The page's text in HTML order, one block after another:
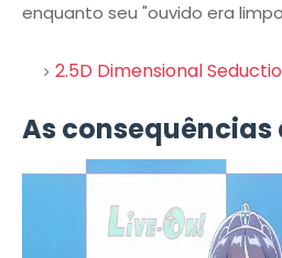
enquanto seu "ouvido era
2.5D Dimensional
As